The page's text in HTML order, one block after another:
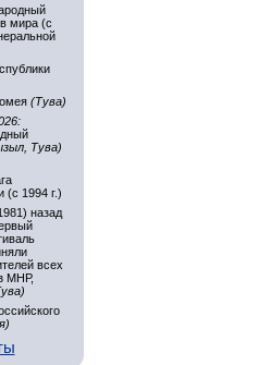
мира (с
(Тува)
Тува)
(с 1994 г.)
назад
всех
МНР,